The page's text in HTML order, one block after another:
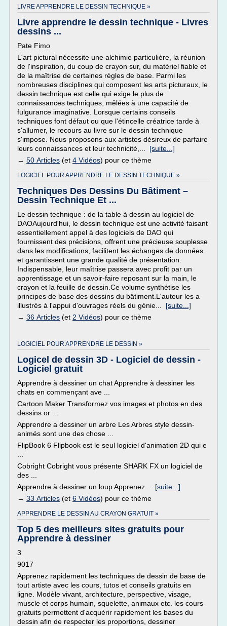
LIVRE APPRENDRE LE DESSIN TECHNIQUE »
Livre apprendre le dessin technique - Livres
dessins ...
Pate Fimo
L'art pictural nécessite une alchimie particulière, la réunion
de l'inspiration, du coup de crayon sur, du matériel fiable et
de la maîtrise de certaines règles de base. Parmi les
nombreuses disciplines qui composent les arts picturaux, le
dessin technique est celle qui exige le plus de
connaissances techniques, mêlées à une capacité de
fulgurance imaginative. Lorsque certains conseils
techniques font défaut ou que l'étincelle créatrice tarde à
s'allumer, le recours au livre sur le dessin technique
s'impose. Nous proposons aux artistes désireux de parfaire
leurs connaissances et leur technicité,... [suite...]
→ 50 Articles (et 4 Vidéos) pour ce thème
LOGICIEL POUR APPRENDRE LE DESSIN TECHNIQUE »
Techniques Des Dessins Du Bâtiment –
Dessin Technique Et ...
Le dessin technique : de la table à dessin au logiciel de
DAOAujourd'hui, le dessin technique est une activité faisant
essentiellement appel à des logiciels de DAO qui
fournissent des précisions, offrent une précieuse souplesse
dans les modifications, facilitent les échanges de données
et garantissent une grande qualité de présentation.
Indispensable, leur maîtrise passera avec profit par un
apprentissage et un savoir-faire reposant sur la main, le
crayon et la feuille de dessin.Ce volume synthétise les
principes de base des dessins du bâtiment.L'auteur les a
illustrés à l'appui d'ouvrages réels du génie... [suite...]
→ 36 Articles (et 2 Vidéos) pour ce thème
LOGICIEL POUR APPRENDRE LE DESSIN »
Logicel de dessin 3D - Logiciel de dessin -
Logiciel gratuit
Apprendre à dessiner un chat Apprendre à dessiner les
chats en commençant ave ...
Cartoon Maker Transformez vos images et photos en des
dessins or ...
Apprendre a dessiner un arbre Les Arbres style dessin-
animés sont une des chose ...
FlipBook 6 Flipbook est le seul logiciel d'animation 2D qui e
Cobright Cobright vous présente SHARK FX un logiciel de
des ...
Apprendre à dessiner un loup Apprenez... [suite...]
→ 33 Articles (et 6 Vidéos) pour ce thème
APPRENDRE LE DESSIN AU CRAYON GRATUIT »
Top 5 des meilleurs sites gratuits pour
Apprendre à dessiner
3
9017
Apprenez rapidement les techniques de dessin de base de
tout artiste avec les cours, tutos et conseils gratuits en
ligne. Modèle vivant, architecture, perspective, visage,
muscle et corps humain, squelette, animaux etc. les cours
gratuits permettent d'acquérir rapidement les bases du
dessin afin de respecter les proportions, dessiner